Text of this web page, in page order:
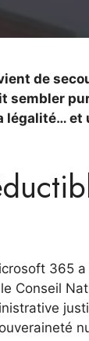
de
sembler
et
365
Conseil